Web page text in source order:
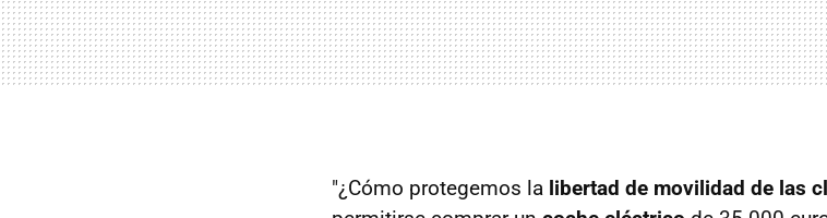
"¿Cómo protegemos la libertad de movilidad de las